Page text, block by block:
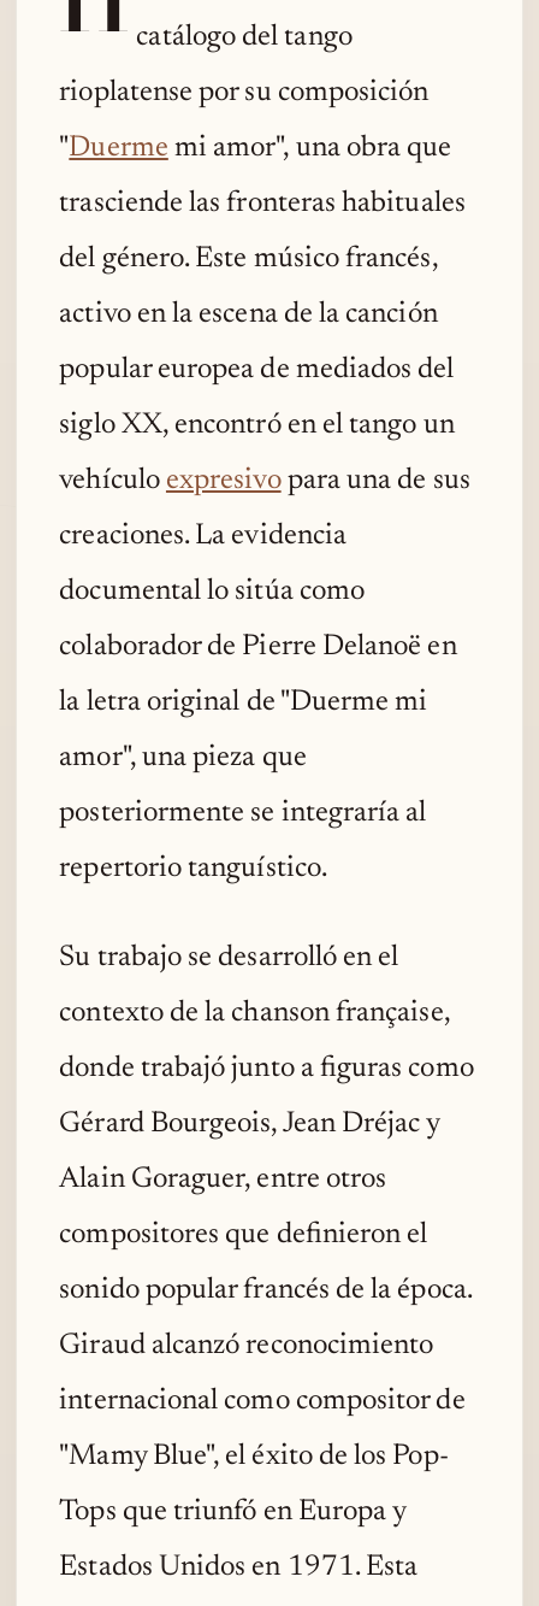
catálogo del tango
rioplatense por su composición
"Duerme mi amor", una obra que
trasciende las fronteras habituales
del género. Este músico francés,
activo en la escena de la canción
popular europea de mediados del
siglo XX, encontró en el tango un
vehículo expresivopara una de sus
creaciones. La evidencia
documental lo sitúa como
colaborador de Pierre Delanoë en
la letra original de "Duerme mi
amor", una pieza que
posteriormente se integraría al
repertorio tanguístico.
Su trabajo se desarrolló en el
contexto de la chanson française,
donde trabajó junto a figuras como
Gérard Bourgeois, Jean Dréjac y
Alain Goraguer, entre otros
compositores que definieron el
sonido popular francés de la época.
Giraud alcanzó reconocimiento
internacional como compositor de
"Mamy Blue", el éxito de los Pop-
Tops que triunfó en Europa y
Estados Unidos en 1971. Esta